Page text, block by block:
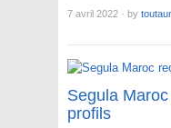
7 avril 2022 · by
Segula
profils